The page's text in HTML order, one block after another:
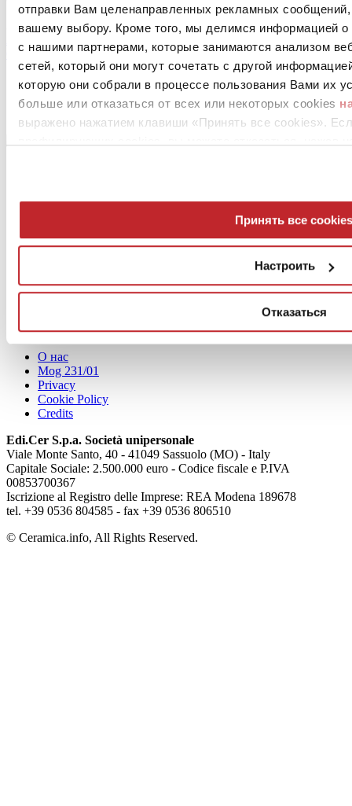
отправки Вам целенаправленных рекламных
вашему выбору. Кроме того, мы делимся информацией
с нашими партнерами, которые занимаются анализом
сетей, который они могут сочетать с другой
которую они собрали в процессе пользования Вами их
больше или отказаться от всех или некоторых cookies
выражено нажатием клавиши «Принять все cookies».
Принять все cookies
Настроить
Отказаться
Surfaces:
CASALGRANDE PADANA
Leggi tutto >
News
Articoli
О нас
Mog 231/01
Privacy
Cookie Policy
Credits
Edi.Cer S.p.a. Società unipersonale
Viale Monte Santo, 40 - 41049 Sassuolo (MO) - Italy
Capitale Sociale: 2.500.000 euro - Codice fiscale e P.IVA
00853700367
Iscrizione al Registro delle Imprese: REA Modena 189678
tel. +39 0536 804585 - fax +39 0536 806510
© Ceramica.info, All Rights Reserved.